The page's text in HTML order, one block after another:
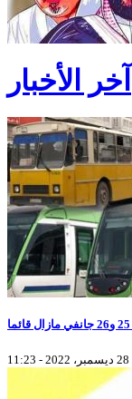
آخر الأخبار